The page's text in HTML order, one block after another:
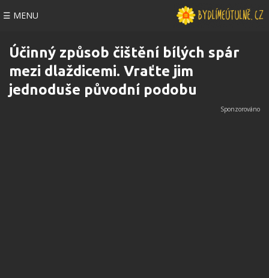
☰ MENU
Účinný způsob čištění bílých spár
mezi dlaždicemi. Vraťte jim
jednoduše původní podobu